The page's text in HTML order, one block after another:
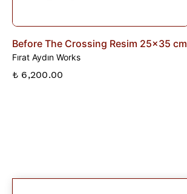
Before The Crossing Resim 25x35 cm
Fırat Aydın Works
₺ 6,200.00